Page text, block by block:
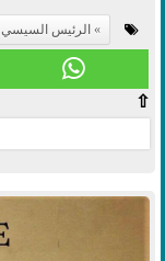
الرئيس السيسي
⇧